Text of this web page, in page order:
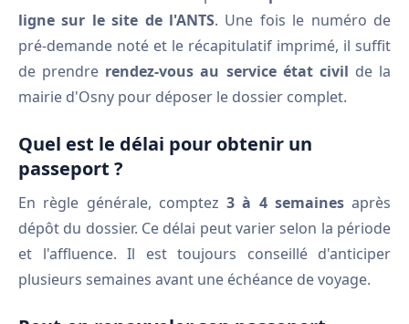
ligne sur le site de l'ANTS. Une fois le numéro de
pré-demande noté et le récapitulatif imprimé, il suffit
de prendre rendez-vous au service état civil de la
mairie d'Osny pour déposer le dossier complet.
Quel est le délai pour obtenir un
passeport ?
En règle générale, comptez 3 à 4 semainesaprès
dépôt du dossier. Ce délai peut varier selon la période
et l'affluence. Il est toujours conseillé d'anticiper
plusieurs semaines avant une échéance de voyage.